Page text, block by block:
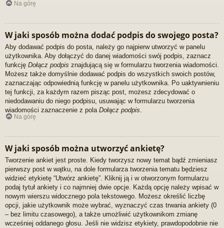
Na górę
W jaki sposób można dodać podpis do swojego posta?
Aby dodawać podpis do posta, należy go najpierw utworzyć w panelu
użytkownika. Aby dołączyć do danej wiadomości swój podpis, zaznacz
funkcję Dołącz podpis znajdującą się w formularzu tworzenia wiadomości.
Możesz także domyślnie dodawać podpis do wszystkich swoich postów,
zaznaczając odpowiednią funkcję w panelu użytkownika. Po uaktywnieniu
tej funkcji, za każdym razem pisząc post, możesz zdecydować o
niedodawaniu do niego podpisu, usuwając w formularzu tworzenia
wiadomości zaznaczenie z pola Dołącz podpis
Na górę
W jaki sposób można utworzyć ankietę?
Tworzenie ankiet jest proste. Kiedy tworzysz nowy temat bądź zmieniasz
pierwszy post w wątku, na dole formularza tworzenia tematu będziesz
widzieć etykietę “Utwórz ankietę”. Kliknij ją i w otworzonym formularzu
podaj tytuł ankiety i co najmniej dwie opcje. Każdą opcję należy wpisać w
nowym wierszu widocznego pola tekstowego. Możesz określić liczbę
opcji, jakie użytkownik może wybrać, wyznaczyć czas trwania ankiety (0
– bez limitu czasowego), a także umożliwić użytkownikom zmianę
wcześniej oddanego głosu. Jeśli nie widzisz etykiety, prawdopodobnie nie